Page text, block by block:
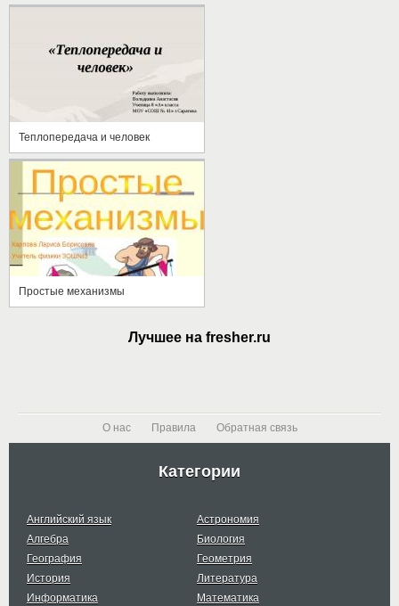
Теплопередача и человек
Простые механизмы
Лучшее на fresher.ru
О нас Правила Обратная связь
Категории
Английский язык
Астрономия
Алгебра
Биология
География
Геометрия
История
Литература
Информатика
Математика